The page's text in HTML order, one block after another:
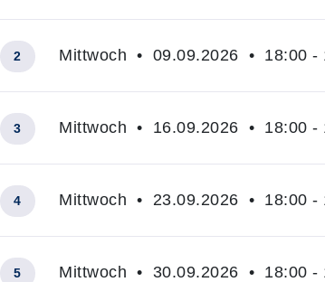
2 Mittwoch • 09.09.2026 • 18:00 -
3 Mittwoch • 16.09.2026 • 18:00 -
4 Mittwoch • 23.09.2026 • 18:00 -
5 Mittwoch • 30.09.2026 • 18:00 -